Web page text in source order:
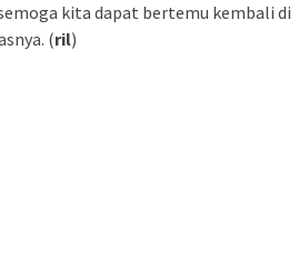
kita dapat bertemu kembali di
(ril)